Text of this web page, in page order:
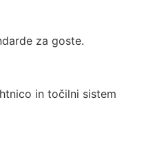
za goste.
in točilni sistem